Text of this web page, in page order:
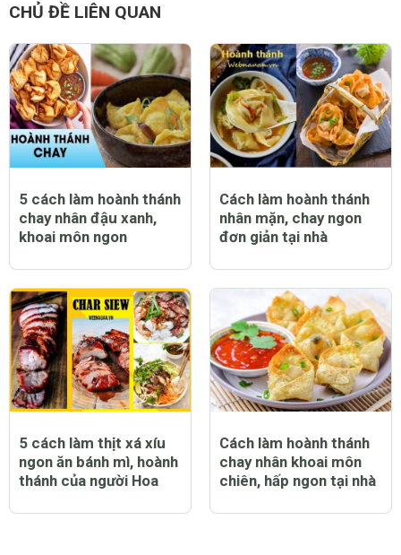
CHỦ ĐỀ LIÊN QUAN
5 cách làm hoành thánh
chay nhân đậu xanh,
khoai môn ngon
Cách làm hoành thánh
nhân mặn, chay ngon
đơn giản tại nhà
5 cách làm thịt xá xíu
ngon ăn bánh mì, hoành
thánh của người Hoa
Cách làm hoành thánh
chay nhân khoai môn
chiên, hấp ngon tại nhà